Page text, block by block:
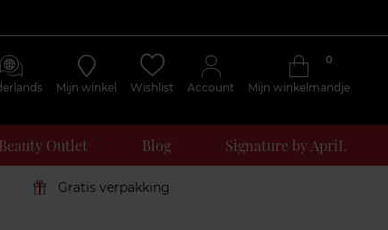
Mijn winkel Wishlist Account Mijn winkelmandje
0
Beauty Outlet Blog Signature by ApriL
Gratis verpakking